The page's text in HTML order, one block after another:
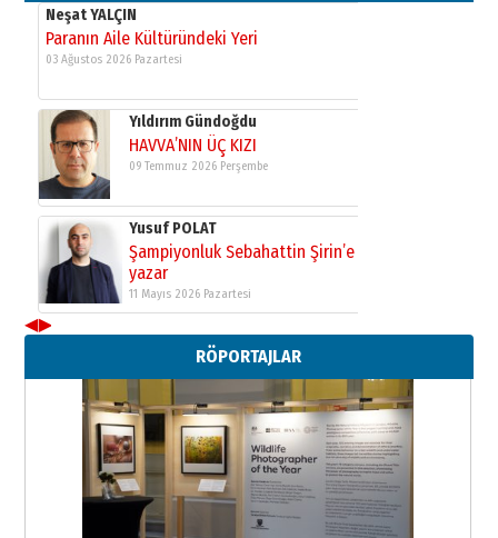
Neşat YALÇIN
Paranın Aile Kültüründeki Yeri
03 Ağustos 2026 Pazartesi
Yıldırım Gündoğdu
HAVVA’NIN ÜÇ KIZI
09 Temmuz 2026 Perşembe
Yusuf POLAT
Şampiyonluk Sebahattin Şirin’e
yazar
11 Mayıs 2026 Pazartesi
Neşat YALÇIN
Paranın Aile Kültüründeki Yeri
03 Ağustos 2026 Pazartesi
Yıldırım Gündoğdu
HAVVA’NIN ÜÇ KIZI
09 Temmuz 2026 Perşembe
◀▶
RÖPORTAJLAR